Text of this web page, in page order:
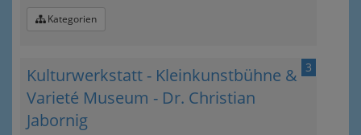
Kategorien
3
Kulturwerkstatt - Kleinkunstbühne &
Varieté Museum - Dr. Christian
Jabornig